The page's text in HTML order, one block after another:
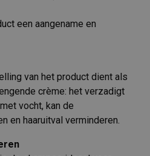
een aangename en
van het product dient als
crème: het verzadigt
vocht, kan de
en haaruitval verminderen.